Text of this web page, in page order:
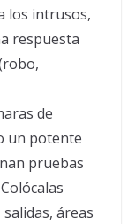
los intrusos,
respuesta
de
un potente
pruebas
áreas